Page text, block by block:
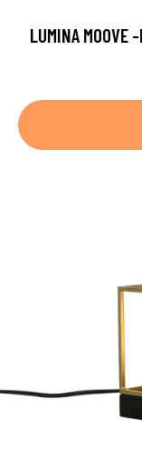
LUMINA MOOVE